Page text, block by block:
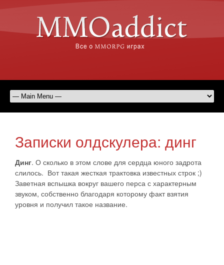
Записки олдскулера: динг
Динг. О сколько в этом слове для сердца юного задрота
слилось. Вот такая жесткая трактовка известных строк ;)
Заветная вспышка вокруг вашего перса с характерным
звуком, собственно благодаря которому факт взятия
уровня и получил такое название.